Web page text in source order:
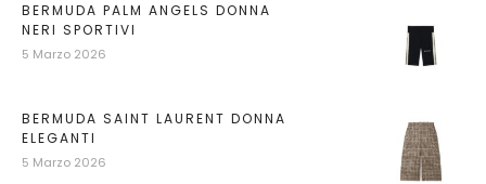
BERMUDA PALM ANGELS DONNA
NERI SPORTIVI
5 Marzo 2026
BERMUDA SAINT LAURENT DONNA
ELEGANTI
5 Marzo 2026